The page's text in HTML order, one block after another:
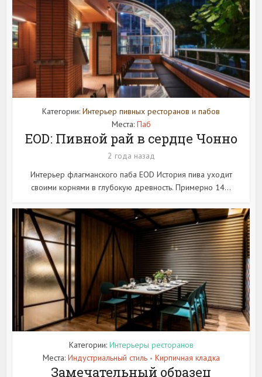
Категории: Интерьер пивных ресторанов и пабов
Места: Паб
EOD: Пивной рай в сердце Чонно
2 года назад
Интерьер флагманского паба EOD История пива уходит
своими корнями в глубокую древность. Примерно 14...
Категории: Интерьеры ресторанов
Места: Индустриальный стиль • Кирпичная кладка
Замечательный образец